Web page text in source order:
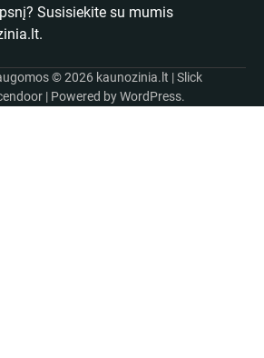
Susisiekite su mumis
.
© 2026 kaunozinia.lt | Slick
| Powered byWordPress.